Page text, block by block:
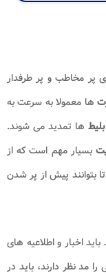
پر مخاطب و پر طرفدار
ها معمولا به سرعت به
بلیط ها تمدید می شوند.
بسیار مهم است که از
پیش از پر شدن
باید اخبار و اطلاعیه های
مد نظر دارند، باید در